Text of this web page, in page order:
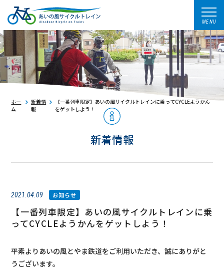
MENU
ホー
ム
新着情
報
【一番列車限定】あいの風サイクルトレインに乗ってCYCLEようかん
をゲットしよう！
新着情報
2021.04.09 お知らせ
【一番列車限定】あいの風サイクルトレインに乗
ってCYCLEようかんをゲットしよう！
平素よりあいの風とやま鉄道をご利用いただき、誠にありがと
うございます。